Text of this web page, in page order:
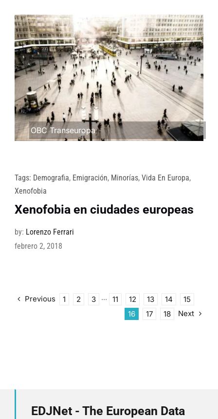
OBC Transeuropa
Tags: Demografia, Emigración, Minorías, Vida En Europa,
Xenofobia
Xenofobia en ciudades europeas
by: Lorenzo Ferrari
febrero 2, 2018
Previous 1 2 3 ··· 11 12 13 14
15
16
17 18 Next
EDJNet - The European Data